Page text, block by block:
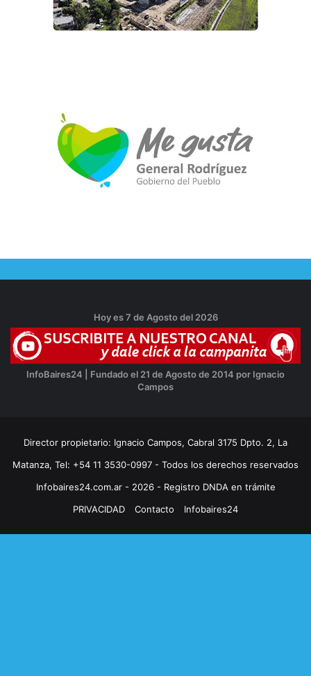
Hoy es 7 de Agosto del 2026
InfoBaires24 | Fundado el 21 de Agosto de 2014 por Ignacio
Campos
Director propietario: Ignacio Campos, Cabral 3175 Dpto. 2, La
Matanza, Tel: +54 11 3530-0997 - Todos los derechos reservados
Infobaires24.com.ar - 2026 - Registro DNDA en trámite
PRIVACIDAD
Contacto Infobaires24